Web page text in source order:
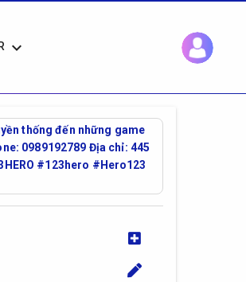
keyboard_arrow_down
thống đến những game
0989192789 Địa chỉ: 445
#123hero #Hero123